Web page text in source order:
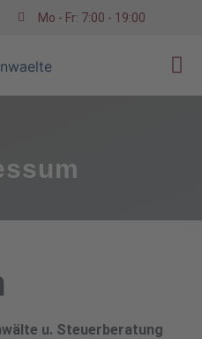
Mo - Fr: 7:00 - 19:00
u. Steuerberatung